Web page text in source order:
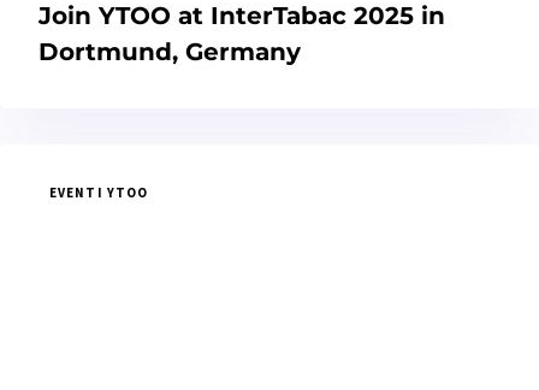
Join YTOO at InterTabac 2025 in
Dortmund, Germany
EVENTI YTOO